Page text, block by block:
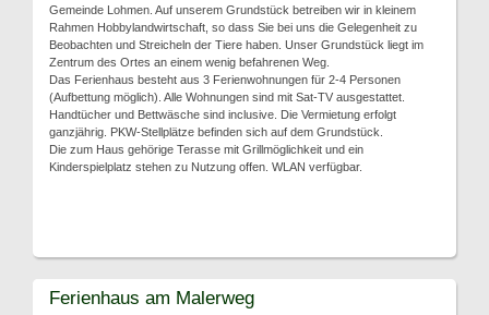
Gemeinde Lohmen. Auf unserem Grundstück betreiben wir in kleinem
Rahmen Hobbylandwirtschaft, so dass Sie bei uns die Gelegenheit zu
Beobachten und Streicheln der Tiere haben. Unser Grundstück liegt im
Zentrum des Ortes an einem wenig befahrenen Weg.
Das Ferienhaus besteht aus 3 Ferienwohnungen für 2-4 Personen
(Aufbettung möglich). Alle Wohnungen sind mit Sat-TV ausgestattet.
Handtücher und Bettwäsche sind inclusive. Die Vermietung erfolgt
ganzjährig. PKW-Stellplätze befinden sich auf dem Grundstück.
Die zum Haus gehörige Terasse mit Grillmöglichkeit und ein
Kinderspielplatz stehen zu Nutzung offen. WLAN verfügbar.
Ferienhaus am Malerweg